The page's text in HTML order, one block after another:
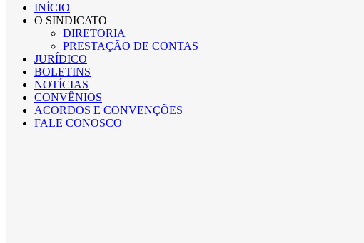
INÍCIO
O SINDICATO
DIRETORIA
PRESTAÇÃO DE CONTAS
JURÍDICO
BOLETINS
NOTÍCIAS
CONVÊNIOS
ACORDOS E CONVENÇÕES
FALE CONOSCO